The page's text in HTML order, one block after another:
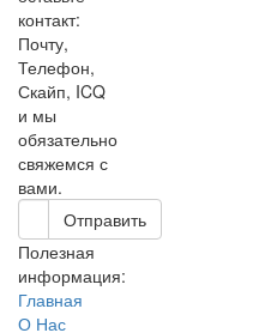
контакт:
Почту,
Телефон,
Скайп, ICQ
и мы
обязательно
свяжемся с
вами.
Отправить
Полезная
информация:
Главная
О Нас